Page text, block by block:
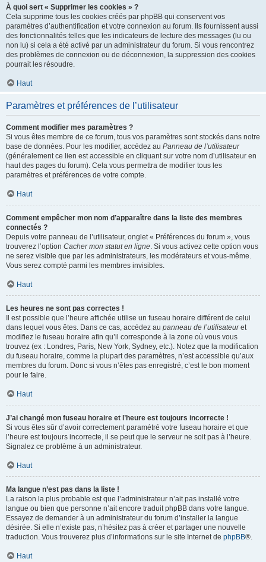
À quoi sert « Supprimer les cookies » ?
Cela supprime tous les cookies créés par phpBB qui conservent vos
paramètres d’authentification et votre connexion au forum. Ils fournissent aussi
des fonctionnalités telles que les indicateurs de lecture des messages (lu ou
non lu) si cela a été activé par un administrateur du forum. Si vous rencontrez
des problèmes de connexion ou de déconnexion, la suppression des cookies
pourrait les résoudre.
Haut
Paramètres et préférences de l’utilisateur
Comment modifier mes paramètres ?
Si vous êtes membre de ce forum, tous vos paramètres sont stockés dans notre
base de données. Pour les modifier, accédez au Panneau de l’utilisateur
(généralement ce lien est accessible en cliquant sur votre nom d’utilisateur en
haut des pages du forum). Cela vous permettra de modifier tous les
paramètres et préférences de votre compte.
Haut
Comment empêcher mon nom d’apparaître dans la liste des membres
connectés ?
Depuis votre panneau de l’utilisateur, onglet « Préférences du forum », vous
trouverez l’option Cacher mon statut en ligne. Si vous activez cette option vous
ne serez visible que par les administrateurs, les modérateurs et vous-même.
Vous serez compté parmi les membres invisibles.
Haut
Les heures ne sont pas correctes !
Il est possible que l’heure affichée utilise un fuseau horaire différent de celui
dans lequel vous êtes. Dans ce cas, accédez au panneau de l’utilisateuret
modifiez le fuseau horaire afin qu’il corresponde à la zone où vous vous
trouvez (ex : Londres, Paris, New York, Sydney, etc.). Notez que la modification
du fuseau horaire, comme la plupart des paramètres, n’est accessible qu’aux
membres du forum. Donc si vous n’êtes pas enregistré, c’est le bon moment
pour le faire.
Haut
J’ai changé mon fuseau horaire et l’heure est toujours incorrecte !
Si vous êtes sûr d’avoir correctement paramétré votre fuseau horaire et que
l’heure est toujours incorrecte, il se peut que le serveur ne soit pas à l’heure.
Signalez ce problème à un administrateur.
Haut
Ma langue n’est pas dans la liste !
La raison la plus probable est que l’administrateur n’ait pas installé votre
langue ou bien que personne n’ait encore traduit phpBB dans votre langue.
Essayez de demander à un administrateur du forum d’installer la langue
désirée. Si elle n’existe pas, n’hésitez pas à créer et partager une nouvelle
traduction. Vous trouverez plus d’informations sur le site Internet de phpBB®.
Haut